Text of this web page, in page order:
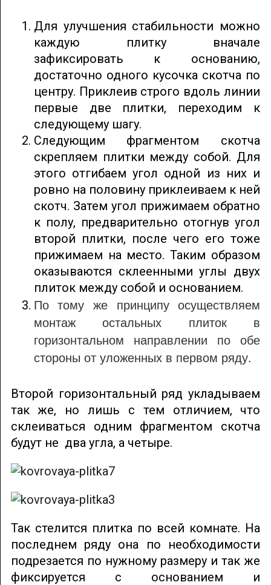
Для улучшения стабильности можно
каждую плитку вначале
зафиксировать к основанию,
достаточно одного кусочка скотча по
центру. Приклеив строго вдоль линии
первые две плитки, переходим к
следующему шагу.
Следующим фрагментом скотча
скрепляем плитки между собой. Для
этого отгибаем угол одной из них и
ровно на половину приклеиваем к ней
скотч. Затем угол прижимаем обратно
к полу, предварительно отогнув угол
второй плитки, после чего его тоже
прижимаем на место. Таким образом
оказываются склеенными углы двух
плиток между собой и основанием.
По тому же принципу осуществляем
монтаж остальных плиток в
горизонтальном направлении по обе
стороны от уложенных в первом ряду.
Второй горизонтальный ряд укладываем
так же, но лишь с тем отличием, что
склеиваться одним фрагментом скотча
будут не два угла, а четыре.
Так стелится плитка по всей комнате. На
последнем ряду она по необходимости
подрезается по нужному размеру и так же
фиксируется с основанием и